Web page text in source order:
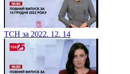
ТСН за 2022. 12. 14